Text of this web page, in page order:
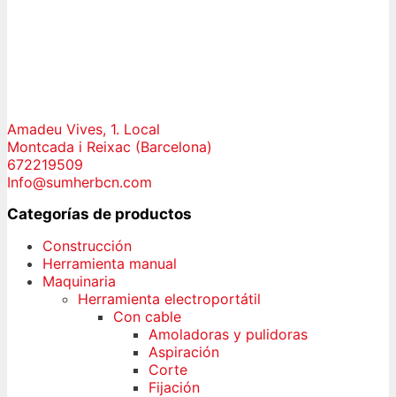
Amadeu Vives, 1. Local
Montcada i Reixac (Barcelona)
672219509
Info@sumherbcn.com
Categorías de productos
Construcción
Herramienta manual
Maquinaria
Herramienta electroportátil
Con cable
Amoladoras y pulidoras
Aspiración
Corte
Fijación